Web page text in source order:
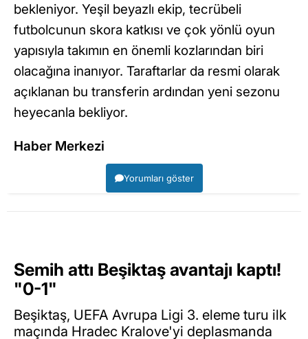
bekleniyor. Yeşil beyazlı ekip, tecrübeli
futbolcunun skora katkısı ve çok yönlü oyun
yapısıyla takımın en önemli kozlarından biri
olacağına inanıyor. Taraftarlar da resmi olarak
açıklanan bu transferin ardından yeni sezonu
heyecanla bekliyor.
Haber Merkezi
Yorumları göster
Semih attı Beşiktaş avantajı kaptı!
"0-1"
Beşiktaş, UEFA Avrupa Ligi 3. eleme turu ilk
maçında Hradec Kralove'yi deplasmanda